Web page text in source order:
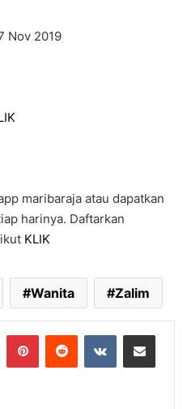
Nov 2019
maribaraja atau dapatkan
harinya. Daftarkan
KLIK
Wanita Zalim